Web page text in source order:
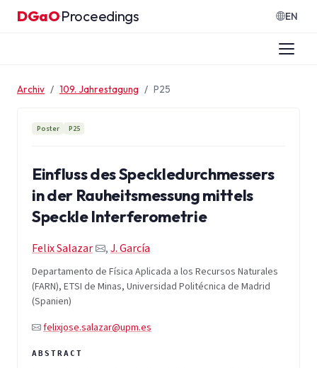
Zum Inhalt springen
DGaO·Proceedings EN
Archiv 109. Jahrestagung P25
Poster P25
Einfluss des Speckledurchmessers
in der Rauheitsmessung mittels
Speckle Interferometrie
Felix Salazar ,J. García
Departamento de Física Aplicada a los Recursos Naturales
(FARN), ETSI de Minas, Universidad Politécnica de Madrid
(Spanien)
felixjose.salazar@upm.es